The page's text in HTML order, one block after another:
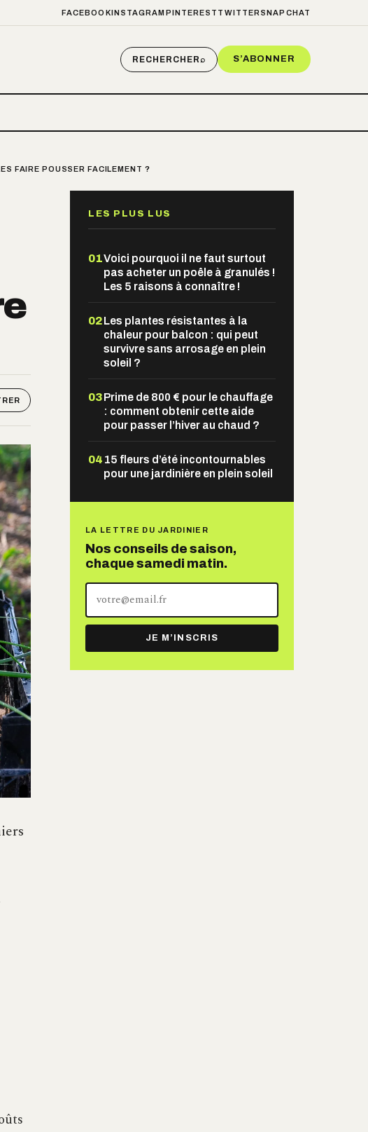
FACEBOOKINSTAGRAM PINTEREST TWITTER SNAPCHAT
RECHERCHER⌕ S’ABONNER
FAIRE POUSSER FACILEMENT ?
LES PLUS LUS
01Voici pourquoi il ne faut surtout
pas acheter un poêle à granulés !
Les 5 raisons à connaître !
02Les plantes résistantes à la
chaleur pour balcon : qui peut
survivre sans arrosage en plein
soleil ?
03Prime de 800 € pour le chauffage
: comment obtenir cette aide
pour passer l’hiver au chaud ?
04 15 fleurs d’été incontournables
pour une jardinière en plein soleil
LA LETTRE DU JARDINIER
Nos conseils de saison,
chaque samedi matin.
adresse
mail
JE M’INSCRIS